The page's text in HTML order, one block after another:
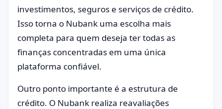
investimentos, seguros e serviços de crédito.
Isso torna o Nubank uma escolha mais
completa para quem deseja ter todas as
finanças concentradas em uma única
plataforma confiável.
Outro ponto importante é a estrutura de
crédito. O Nubank realiza reavaliações